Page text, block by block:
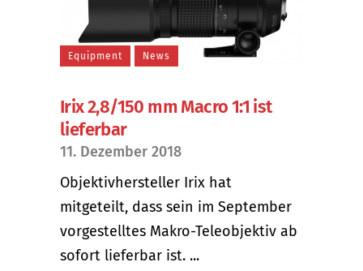
Equipment News
Irix 2,8/150 mm Macro 1:1 ist
lieferbar
11. Dezember 2018
Objektivhersteller Irix hat
mitgeteilt, dass sein im September
vorgestelltes Makro-Teleobjektiv ab
sofort lieferbar ist. ...